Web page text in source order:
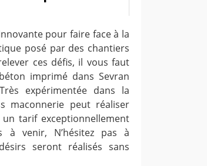
pour faire face à la
posé par des chantiers
ces défis, il vous faut
imprimé dans Sevran
expérimentée dans la
maconnerie peut réaliser
tarif exceptionnellement
à venir, N’hésitez pas à
seront réalisés sans